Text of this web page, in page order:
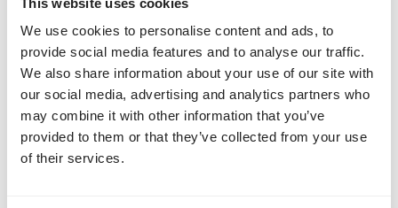
We use cookies to personalise content and ads, to
provide social media features and to analyse our traffic.
We also share information about your use of our site with
our social media, advertising and analytics partners who
may combine it with other information that you’ve
provided to them or that they’ve collected from your use
of their services.